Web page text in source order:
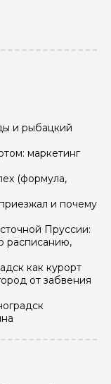
сб
и рыбацкий
маркетинг
(формула,
и почему
Пруссии:
расписанию,
как курорт
от забвения